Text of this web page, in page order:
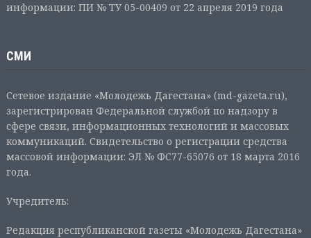
информации: ПИ № ТУ 05-00409 от 22 апреля 2019 года
СМИ
Сетевое издание «Молодежь Дагестана» (md-gazeta.ru),
зарегистрирован Федеральной службой по надзору в
сфере связи, информационных технологий и массовых
коммуникаций. Свидетельство о регистрации средства
массовой информации: ЭЛ № ФС77-65076 от 18 марта 2016
года.
Учредитель:
Редакция республиканской газеты «Молодежь Дагестана»